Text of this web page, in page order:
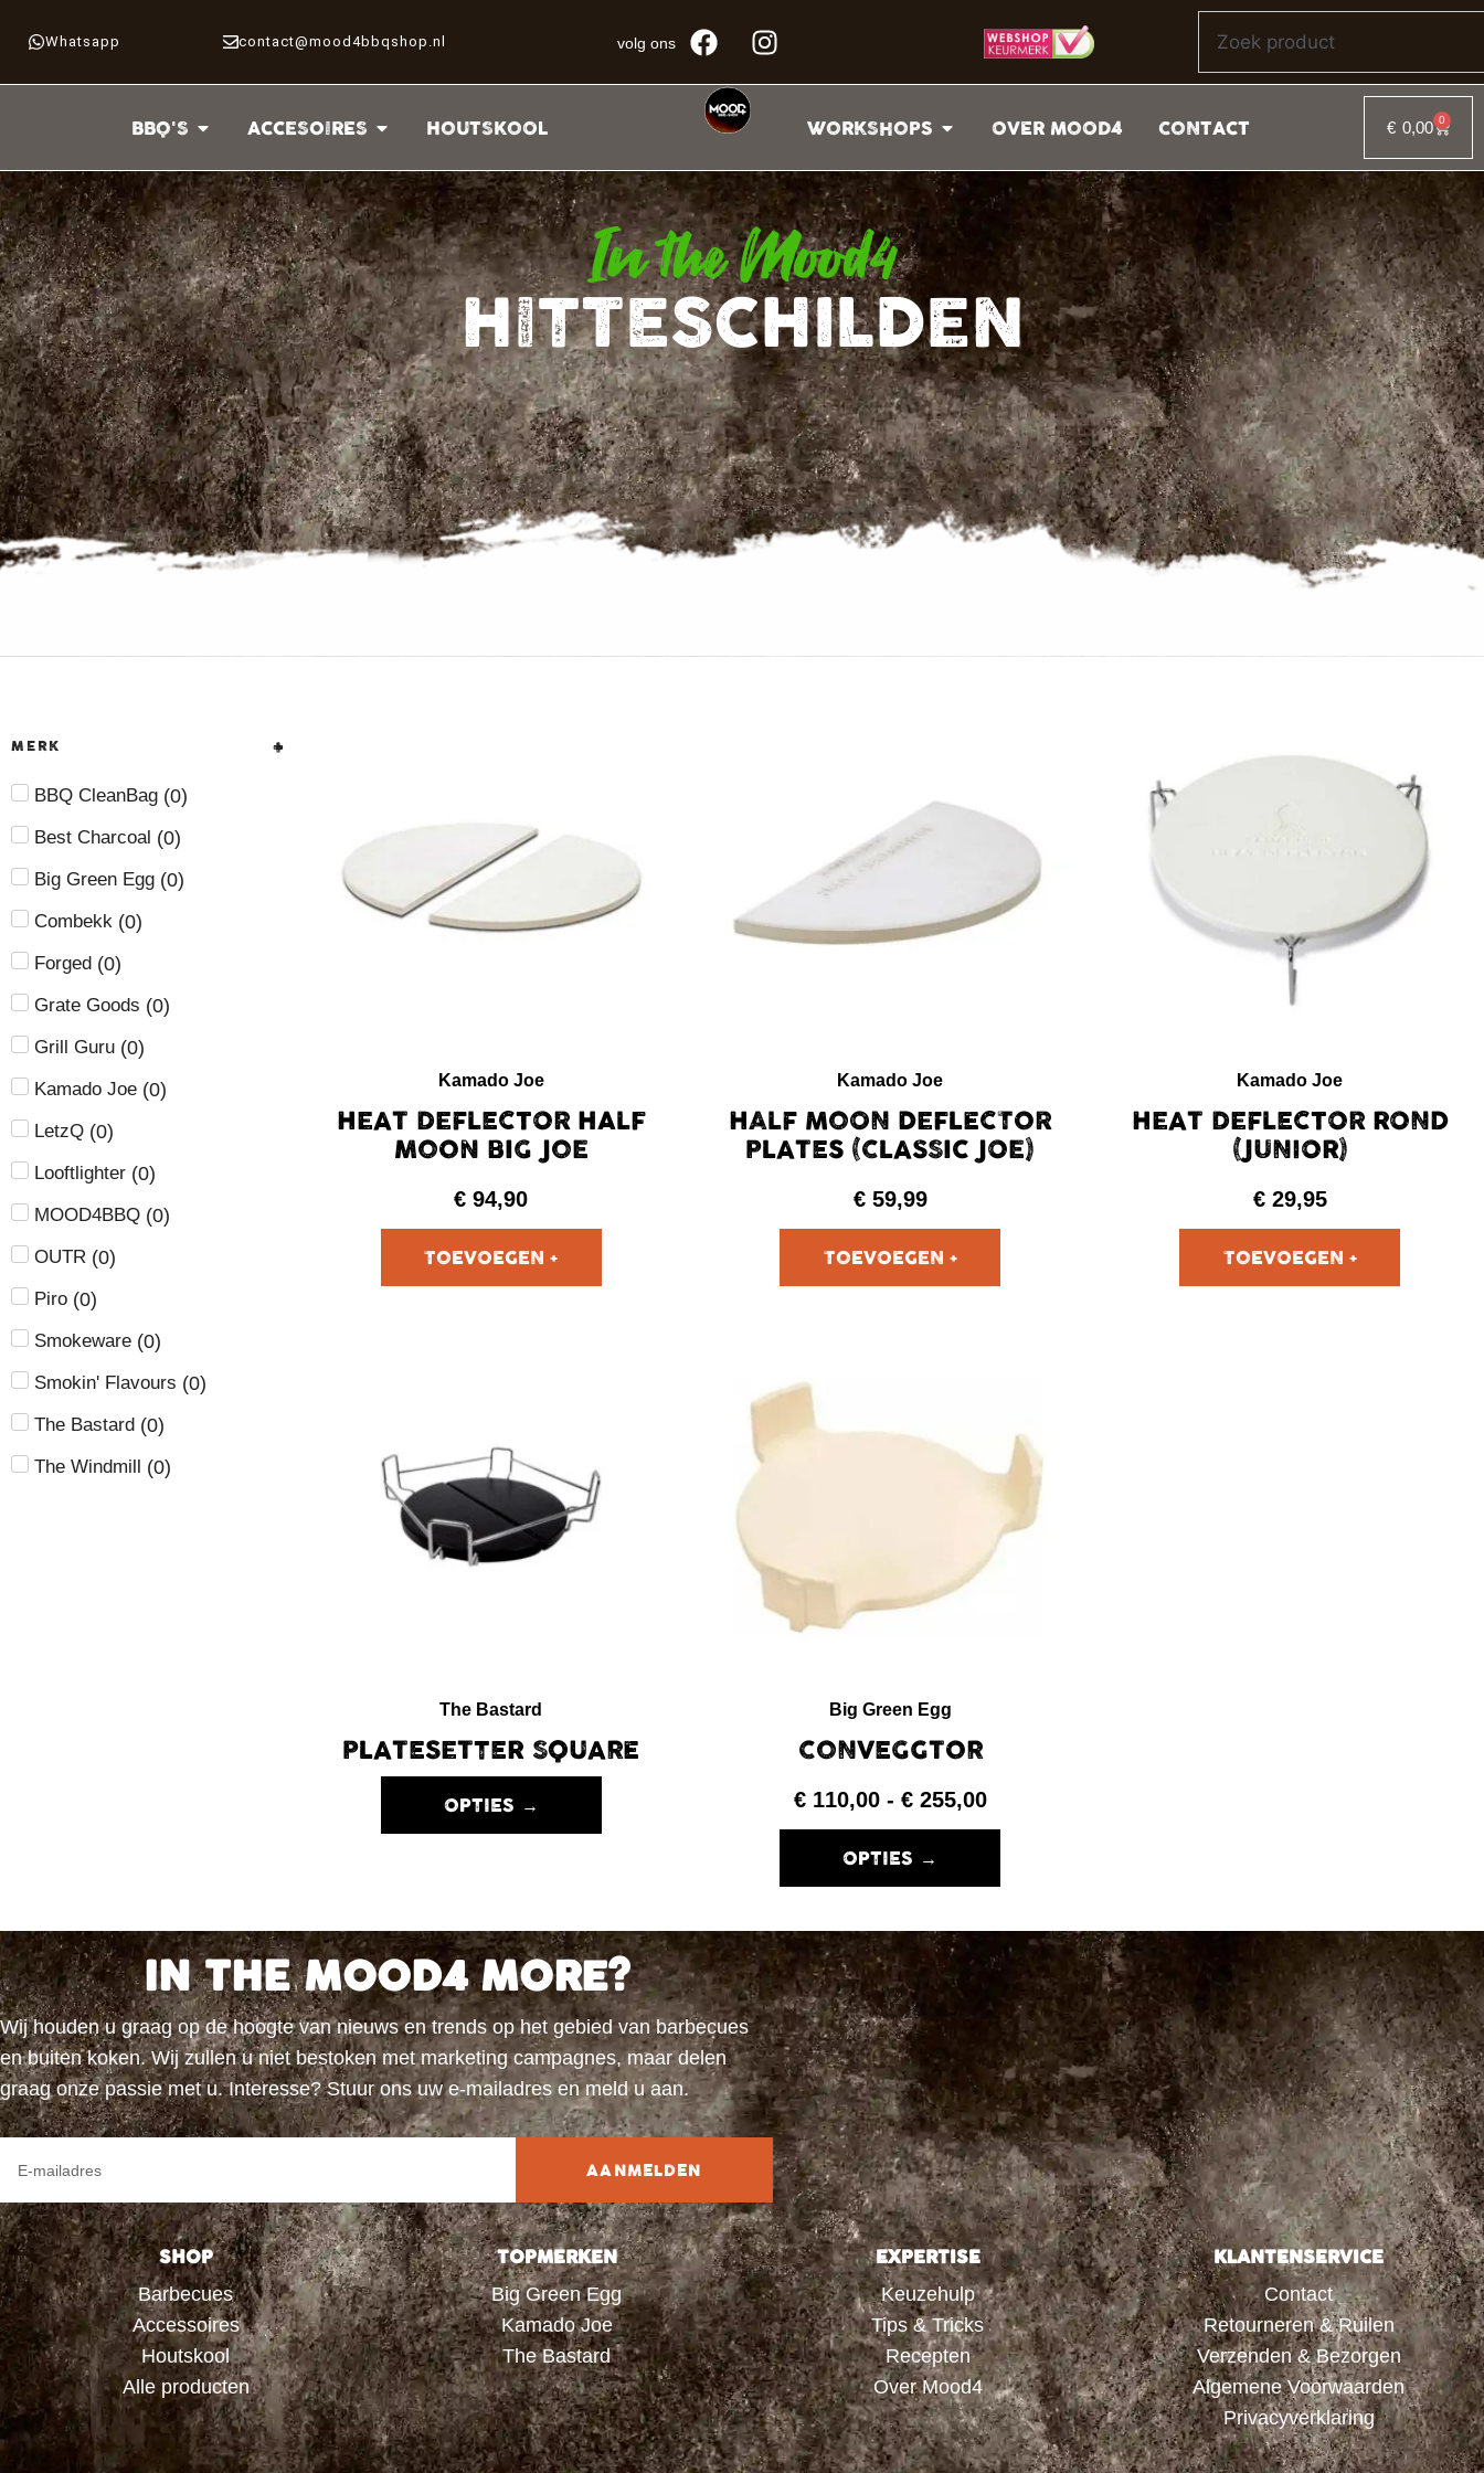
Whatsapp contact@mood4bbqshop.nl volg ons
BBQ'S ACCESOIRES HOUTSKOOL WORKSHOPS OVER MOOD4 CONTACT € 0,00 0
In the Mood4
HITTESCHILDEN
MERK
BBQ CleanBag (0)
Best Charcoal (0)
Big Green Egg (0)
Combekk (0)
Forged (0)
Grate Goods (0)
Grill Guru (0)
Kamado Joe (0)
LetzQ (0)
Looftlighter (0)
MOOD4BBQ (0)
OUTR (0)
Piro (0)
Smokeware (0)
Smokin' Flavours (0)
The Bastard (0)
The Windmill (0)
Kamado Joe
HEAT DEFLECTOR HALF
MOON BIG JOE
€ 94,90
Kamado Joe
HALF MOON DEFLECTOR
PLATES (CLASSIC JOE)
€ 59,99
Kamado Joe
HEAT DEFLECTOR ROND
(JUNIOR)
€ 29,95
The Bastard
PLATESETTER SQUARE
OPTIES →
Big Green Egg
CONVEGGTOR
€ 110,00 - € 255,00
OPTIES →
IN THE MOOD4 MORE?
Wij houden u graag op de hoogte van nieuws en trends op het gebied van barbecues
en buiten koken. Wij zullen u niet bestoken met marketing campagnes, maar delen
graag onze passie met u. Interesse? Stuur ons uw e-mailadres en meld u aan.
AANMELDEN
SHOP
Barbecues
Accessoires
Houtskool
Alle producten
TOPMERKEN
Big Green Egg
Kamado Joe
The Bastard
EXPERTISE
Keuzehulp
Tips & Tricks
Recepten
Over Mood4
KLANTENSERVICE
Contact
Retourneren & Ruilen
Verzenden & Bezorgen
Algemene Voorwaarden
Privacyverklaring